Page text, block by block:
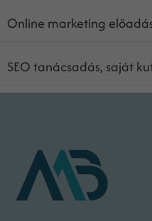
Online marketing
SEO tanácsadás, saját